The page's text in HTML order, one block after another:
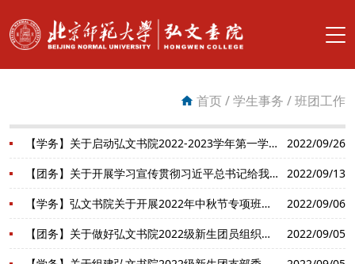
搜索
书院总览
书院团队
书院育人
首页/学生事务 /班团工作
【学务】关于启动弘文书院2022-2023学年第一学期班级建设基金项目的通知
2022/09/26
【团务】关于开展学习宣传贯彻习近平总书记给我校“优师计划”师范生重要回信精神主题团日活动的通知
2022/09/13
【学务】弘文书院关于开展2022年中秋节专项班级建设基金项目申报的通知
2022/09/06
【团务】关于做好弘文书院2022级新生团员组织关系转接及基本信息统计工作的通知
2022/09/05